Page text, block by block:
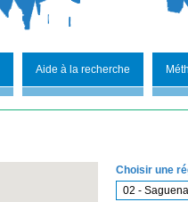
Aide à la recherche
Choisir une
02 -